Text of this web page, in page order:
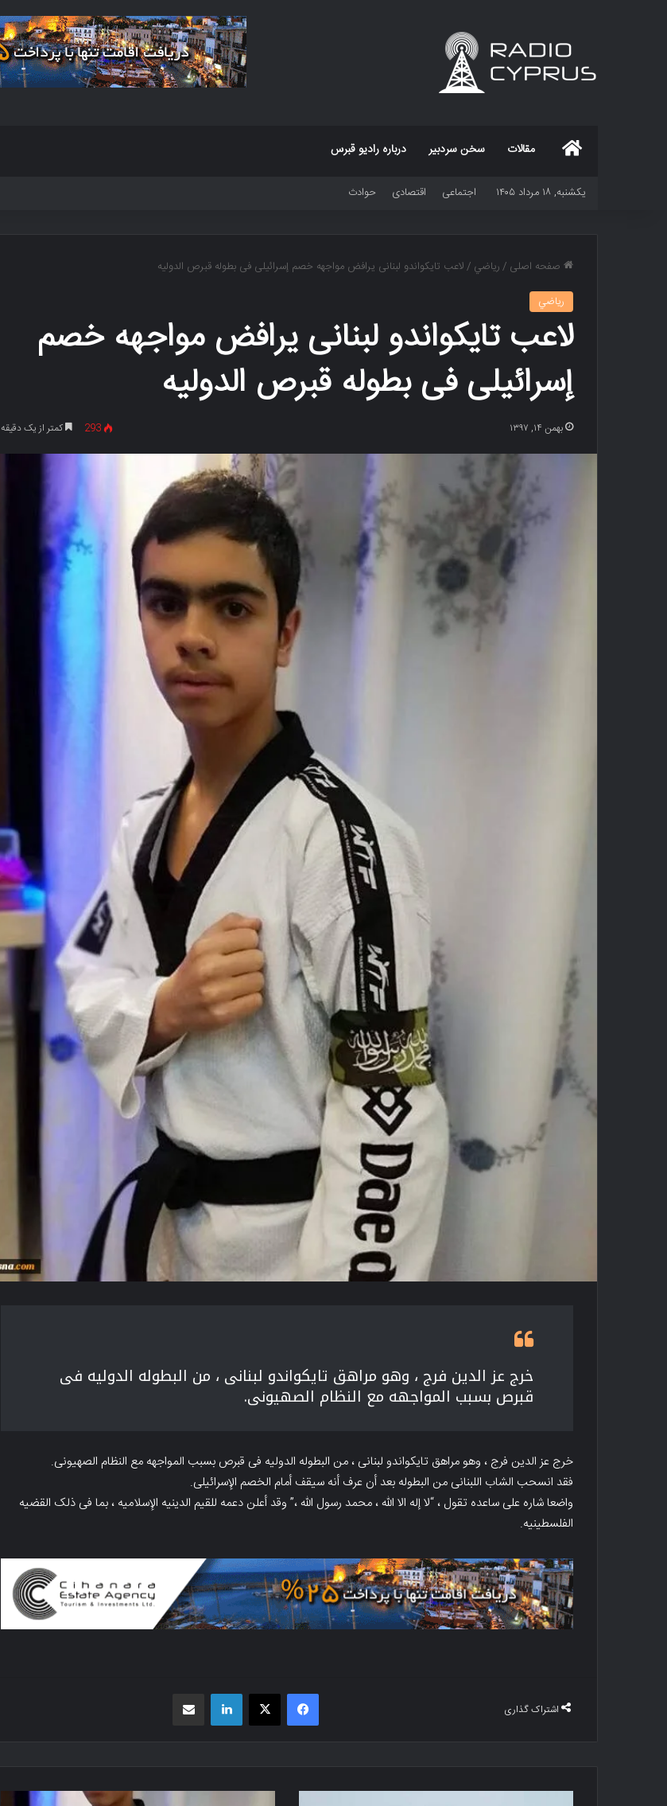
خانه مقالات سخن سردبیر درباره رادیو قبرس
یکشنبه, ۱۸ مرداد ۱۴۰۵ اجتماعی اقتصادی حوادث
صفحه اصلی /رياضي /لاعب تایکواندو لبنانی یرافض مواجهه خصم إسرائیلی فی بطوله قبرص الدولیه
رياضي
لاعب تایکواندو لبنانی یرافض مواجهه خصم
إسرائیلی فی بطوله قبرص الدولیه
بهمن ۱۴, ۱۳۹۷ 293 کمتر از یک دقیقه
خرج عز الدین فرج ، وهو مراهق تایکواندو لبنانی ، من البطوله الدولیه فی
قبرص بسبب المواجهه مع النظام الصهیونی.
خرج عز الدین فرج ، وهو مراهق تایکواندو لبنانی ، من البطوله الدولیه فی قبرص بسبب المواجهه مع النظام الصهیونی.
فقد انسحب الشاب اللبنانی من البطوله بعد أن عرف أنه سیقف أمام الخصم الإسرائیلی.
واضعا شاره على ساعده تقول ، “لا إله الا الله ، محمد رسول الله ،” وقد أعلن دعمه للقیم الدینیه الإسلامیه ، بما فی ذلک القضیه
الفلسطینیه.
اشتراک گذاری
فیسبوک X لینکدین